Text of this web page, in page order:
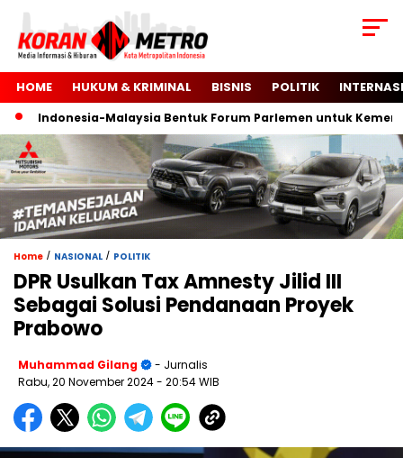
HOME HUKUM & KRIMINAL BISNIS POLITIK
Indonesia-Malaysia Bentuk Forum Parlemen untuk
Home / NASIONAL / POLITIK
DPR Usulkan Tax Amnesty Jilid III
Sebagai Solusi Pendanaan Proyek
Prabowo
Muhammad Gilang
- Jurnalis
Rabu, 20 November 2024- 20:54 WIB